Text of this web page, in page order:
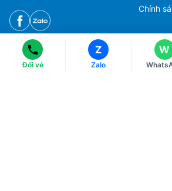
Chính
HOTLINE
Tư vấn, Đặt vé máy bay.
Đổi vé
Z
Zalo
W
Ms